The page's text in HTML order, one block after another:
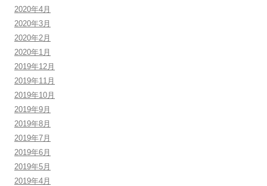
2020年4月
2020年3月
2020年2月
2020年1月
2019年12月
2019年11月
2019年10月
2019年9月
2019年8月
2019年7月
2019年6月
2019年5月
2019年4月